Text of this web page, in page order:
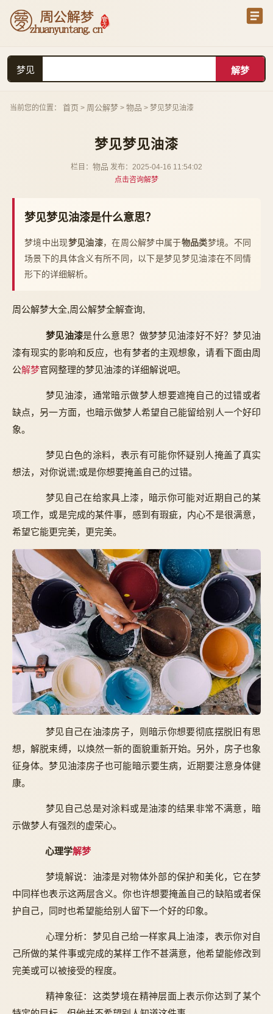
梦见
当前您的位置： 首页 > 周公解梦 > 物品 > 梦见梦见油漆
梦见梦见油漆
栏目： 物品 发布：2025-04-16 11:54:02
点击咨询解梦
梦见梦见油漆是什么意思？
梦境中出现梦见油漆，在周公解梦中属于物品类梦境。不同
场景下的具体含义有所不同，以下是梦见梦见油漆在不同情
形下的详细解析。
周公解梦大全,周公解梦全解查询,
梦见油漆是什么意思？做梦梦见油漆好不好？梦见油
漆有现实的影响和反应，也有梦者的主观想象，请看下面由周
公解梦官网整理的梦见油漆的详细解说吧。
梦见油漆，通常暗示做梦人想要遮掩自己的过错或者
缺点，另一方面，也暗示做梦人希望自己能留给别人一个好印
象。
梦见白色的涂料，表示有可能你怀疑别人掩盖了真实
想法，对你说谎;或是你想要掩盖自己的过错。
梦见自己在给家具上漆，暗示你可能对近期自己的某
项工作，或是完成的某件事，感到有瑕疵，内心不是很满意，
希望它能更完美，更完美。
梦见自己在油漆房子，则暗示你想要彻底摆脱旧有思
想，解脱束缚，以焕然一新的面貌重新开始。另外，房子也象
征身体。梦见油漆房子也可能暗示要生病，近期要注意身体健
康。
梦见自己总是对涂料或是油漆的结果非常不满意，暗
示做梦人有强烈的虚荣心。
心理学解梦
梦境解说：油漆是对物体外部的保护和美化，它在梦
中同样也表示这两层含义。你也许想要掩盖自己的缺陷或者保
护自己，同时也希望能给别人留下一个好的印象。
心理分析：梦见自己给一样家具上油漆，表示你对自
己所做的某件事或完成的某样工作不甚满意，他希望能修改到
完美或可以被接受的程度。
精神象征：这类梦境在精神层面上表示你达到了某个